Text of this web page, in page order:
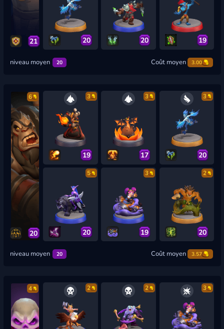
21 20 20 19
niveau moyen 20 Coût moyen 3.00
6
20
3
19
3
17
3
20
5
20
3
19
2
20
niveau moyen 20 Coût moyen 3.57
4 2 2 3